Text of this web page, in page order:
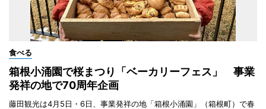
食べる
箱根小涌園で桜まつり「ベーカリーフェス」 事業
発祥の地で70周年企画
藤田観光は4月5日・6日、事業発祥の地「箱根小涌園」（箱根町）で春